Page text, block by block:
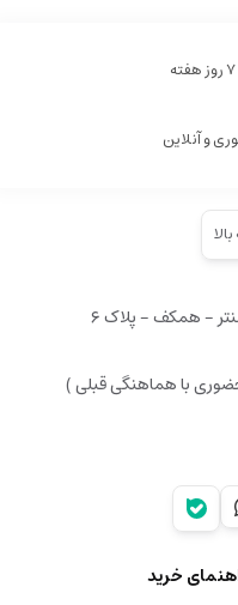
و آنلاین
- همکف - پلاک ۶
خرید